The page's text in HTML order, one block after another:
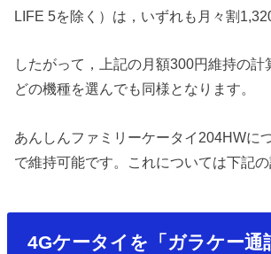
LIFE 5を除く）は，いずれも月々割
したがって，上記の月額300円維持の計
どの機種を選んでも同様となります。
あんしんファミリーケータイ204HWに
で維持可能です。これについては下記の
4Gケータイを「ガラケー通